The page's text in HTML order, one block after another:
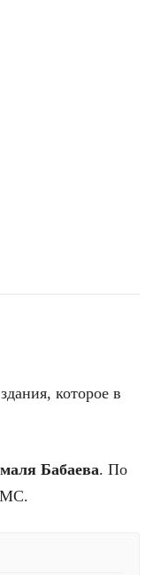
здания, которое в
Бабаева. По